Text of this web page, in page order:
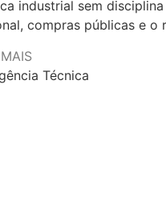
industrial sem
compras públicas e o
Técnica